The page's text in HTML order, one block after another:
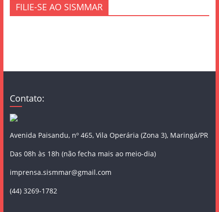
FILIE-SE AO SISMMAR
Contato:
Avenida Paisandu, nº 465, Vila Operária (Zona 3), Maringá/PR
Das 08h às 18h (não fecha mais ao meio-dia)
imprensa.sismmar@gmail.com
(44) 3269-1782